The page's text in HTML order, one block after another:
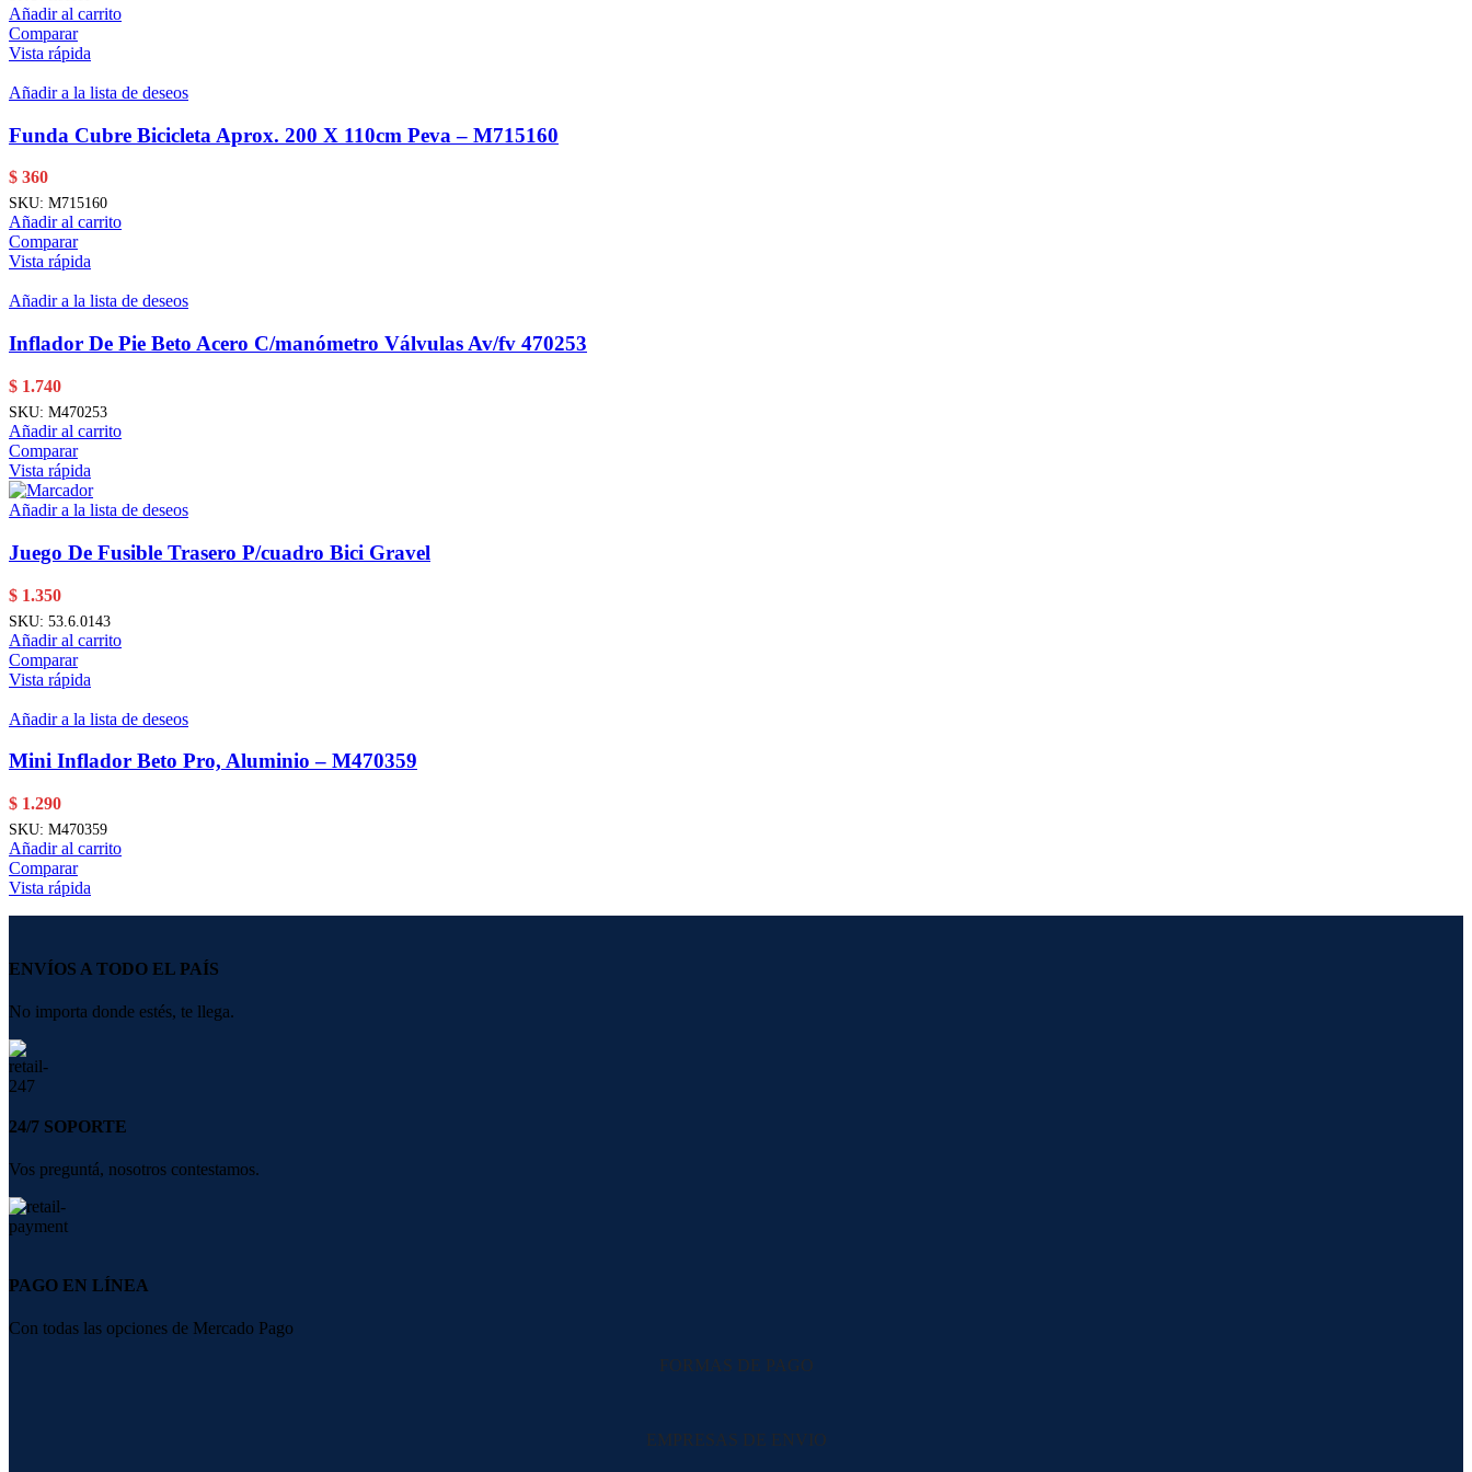
Añadir al carrito
Comparar
Vista rápida
Añadir a la lista de deseos
Funda Cubre Bicicleta Aprox. 200 X 110cm Peva – M715160
$ 360
SKU: M715160
Añadir al carrito
Comparar
Vista rápida
Añadir a la lista de deseos
Inflador De Pie Beto Acero C/manómetro Válvulas Av/fv 470253
$ 1.740
SKU: M470253
Añadir al carrito
Comparar
Vista rápida
Añadir a la lista de deseos
Juego De Fusible Trasero P/cuadro Bici Gravel
$ 1.350
SKU: 53.6.0143
Añadir al carrito
Comparar
Vista rápida
Añadir a la lista de deseos
Mini Inflador Beto Pro, Aluminio – M470359
$ 1.290
SKU: M470359
Añadir al carrito
Comparar
Vista rápida
ENVÍOS A TODO EL PAÍS
No importa donde estés, te llega.
24/7 SOPORTE
Vos preguntá, nosotros contestamos.
PAGO EN LÍNEA
Con todas las opciones de Mercado Pago
FORMAS DE PAGO
EMPRESAS DE ENVIO